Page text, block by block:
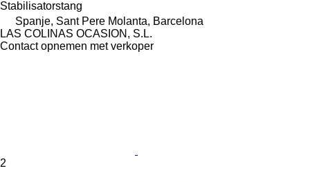
Stabilisatorstang
Spanje, Sant Pere Molanta, Barcelona
LAS COLINAS OCASION, S.L.
Contact opnemen met verkoper
2